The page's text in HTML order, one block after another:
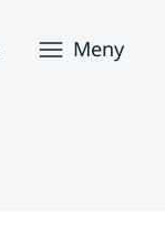
Meny